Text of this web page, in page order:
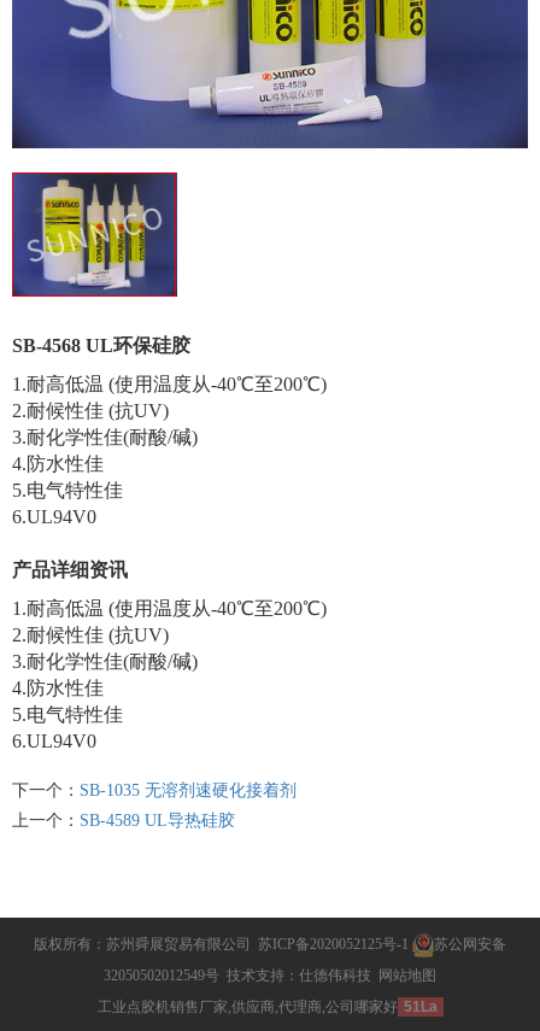
SB-4568 UL环保硅胶
1.耐高低温 (使用温度从-40℃至200℃)
2.耐候性佳 (抗UV)
3.耐化学性佳(耐酸/碱)
4.防水性佳
5.电气特性佳
6.UL94V0
产品详细资讯
1.耐高低温 (使用温度从-40℃至200℃)
2.耐候性佳 (抗UV)
3.耐化学性佳(耐酸/碱)
4.防水性佳
5.电气特性佳
6.UL94V0
下一个： SB-1035 无溶剂速硬化接着剂
上一个： SB-4589 UL导热硅胶
版权所有：苏州舜展贸易有限公司 苏ICP备2020052125号-1
苏公网安备
32050502012549号 技术支持：仕德伟科技
网站地图
工业点胶机销售厂家,供应商,代理商,公司哪家好 51La